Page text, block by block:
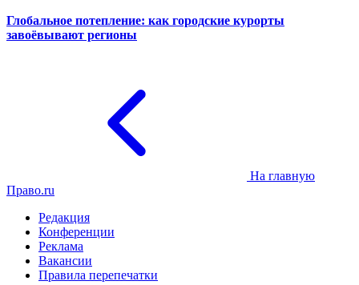
Глобальное потепление: как городские курорты
завоёвывают регионы
На главную
Право.ru
Редакция
Конференции
Реклама
Вакансии
Правила перепечатки